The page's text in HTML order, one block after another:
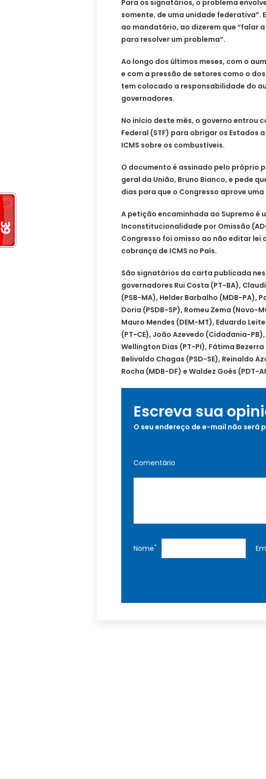
Para os signatários, o problema
somente, de uma unidade federativa”.
ao mandatário, ao dizerem que “falar
para resolver um problema”.
Ao longo dos últimos meses, com o
e com a pressão de setores como o
tem colocado a responsabilidade do
governadores.
No início deste mês, o governo entrou
Federal (STF) para obrigar os Estados
ICMS sobre os combustíveis.
O documento é assinado pelo próprio
geral da União, Bruno Bianco, e pede
dias para que o Congresso aprove
A petição encaminhada ao Supremo é
Inconstitucionalidade por Omissão
Congresso foi omisso ao não editar
cobrança de ICMS no País.
São signatários da carta publicada
governadores Rui Costa (PT-BA),
(PSB-MA), Helder Barbalho (MDB-PA),
Doria (PSDB-SP), Romeu Zema (Novo-
Mauro Mendes (DEM-MT), Eduardo
(PT-CE), João Azevedo (Cidadania-
Wellington Dias (PT-PI), Fátima Bezerra
Belivaldo Chagas (PSD-SE), Reinaldo
Rocha (MDB-DF) e Waldez Goés (PDT-
Escreva sua
O seu endereço de e-mail não será
Comentário
Nome*